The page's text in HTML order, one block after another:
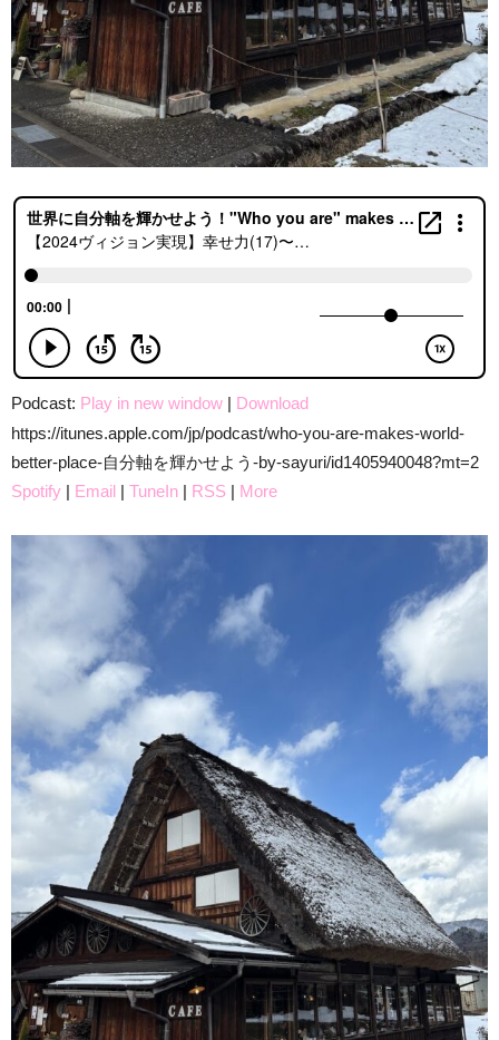
Podcast: Play in new window | Download
https://itunes.apple.com/jp/podcast/who-you-are-makes-world-
better-place-自分軸を輝かせよう-by-sayuri/id1405940048?mt=2
Spotify | Email | TuneIn | RSS | More